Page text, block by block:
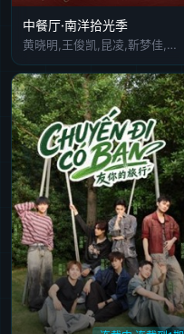
中餐厅·南洋拾光季
黄晓明,王俊凯,昆凌,靳梦佳,张雅琪,林述巍,戴军,瞿颖,汪涵,尹浩宇,袁一琦